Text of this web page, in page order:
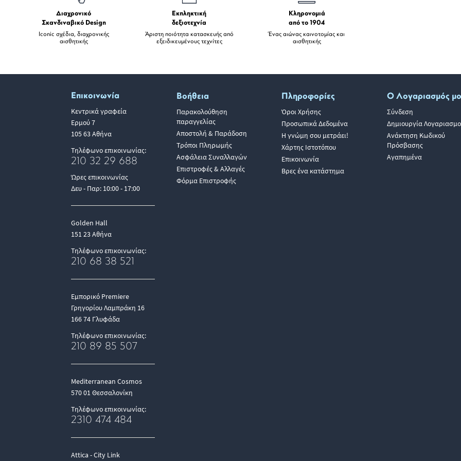
Διαχρονικό
Σκανδιναβικό Design
Iconic σχέδια, διαχρονικής
αισθητικής
Εκπληκτική
δεξιοτεχνία
Άριστη ποιότητα κατασκευής από
εξειδικευμένους τεχνίτες
Κληρονομιά
από το 1904
Ένας αιώνας καινοτομίας και
αισθητικής
Επικοινωνία
Κεντρικά γραφεία
Ερμού 7
105 63 Αθήνα
Τηλέφωνο επικοινωνίας:
210 32 29 688
Ώρες επικοινωνίας
Δευ - Παρ: 10:00 - 17:00
Golden Hall
151 23 Αθήνα
Τηλέφωνο επικοινωνίας:
210 68 38 521
Εμπορικό Premiere
Γρηγορίου Λαμπράκη 16
166 74 Γλυφάδα
Τηλέφωνο επικοινωνίας:
210 89 85 507
Mediterranean Cosmos
570 01 Θεσσαλονίκη
Τηλέφωνο επικοινωνίας:
2310 474 484
Attica - City Link
Βοήθεια
Παρακολούθηση
παραγγελίας
Αποστολή & Παράδοση
Τρόποι Πληρωμής
Ασφάλεια Συναλλαγών
Επιστροφές & Αλλαγές
Φόρμα Επιστροφής
Πληροφορίες
Όροι Χρήσης
Προσωπικά Δεδομένα
Η γνώμη σου μετράει!
Χάρτης Ιστοτόπου
Επικοινωνία
Βρες ένα κατάστημα
Ο Λογαριασμός
Σύνδεση
Δημιουργία
Ανάκτηση Κωδικού
Πρόσβασης
Αγαπημένα